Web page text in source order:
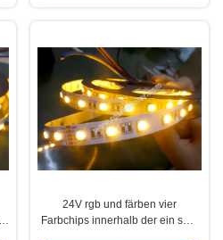
24V rgb und färben vier
Farbchips innerhalb der ein smd